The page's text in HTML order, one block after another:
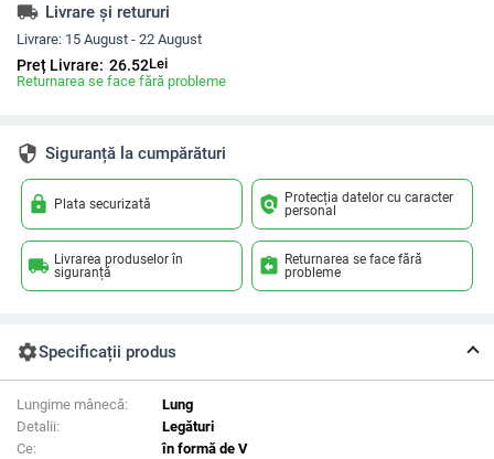
local_shipping Livrare și retururi
Livrare: 15 August - 22 August
Preț Livrare: 26.52Lei
Returnarea se face fără probleme
security Siguranță la cumpărături
lock Plata securizată policy Protecția datelor cu caracter
personal
local_shipping Livrarea produselor în
siguranță
assignment_return Returnarea se face fără
probleme
settingsSpecificații produs
Lungime mânecă:
Lung
Detalii:
Legături
Ce:
în formă de V